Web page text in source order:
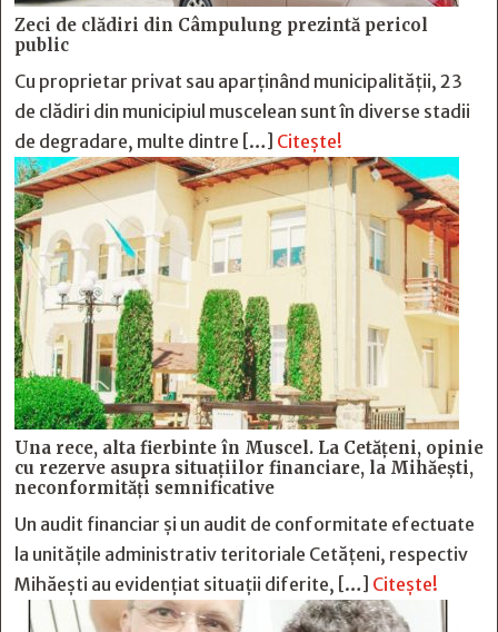
Zeci de clădiri din Câmpulung prezintă pericol
public
Cu proprietar privat sau aparținând municipalității, 23
de clădiri din municipiul muscelean sunt în diverse stadii
de degradare, multe dintre […] Citește!
Una rece, alta fierbinte în Muscel. La Cetăţeni, opinie
cu rezerve asupra situaţiilor financiare, la Mihăeşti,
neconformităţi semnificative
Un audit financiar și un audit de conformitate efectuate
la unitățile administrativ teritoriale Cetățeni, respectiv
Mihăești au evidențiat situații diferite, […] Citește!